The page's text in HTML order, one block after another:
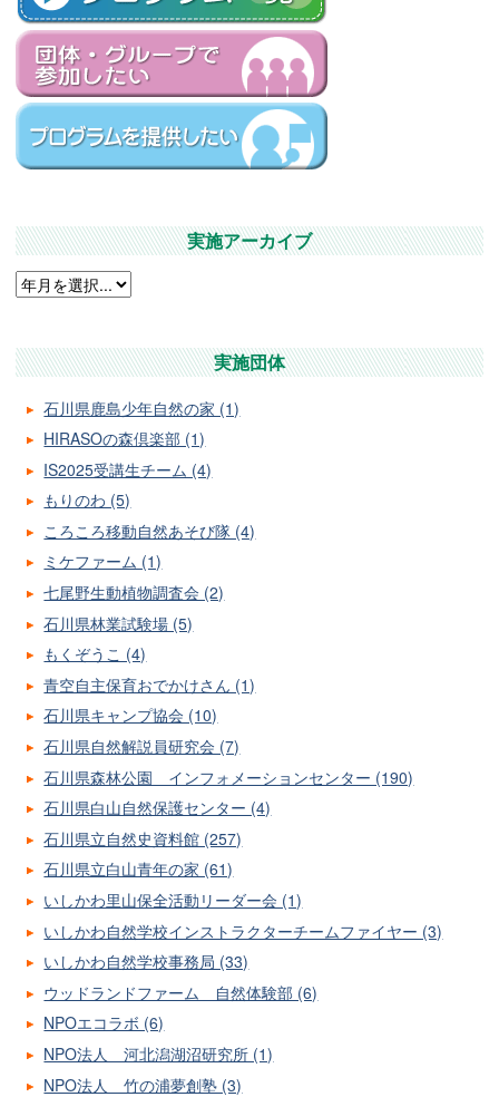
実施アーカイブ
実施団体
石川県鹿島少年自然の家 (1)
HIRASOの森倶楽部 (1)
IS2025受講生チーム (4)
もりのわ (5)
ころころ移動自然あそび隊 (4)
ミケファーム (1)
七尾野生動植物調査会 (2)
石川県林業試験場 (5)
もくぞうこ (4)
青空自主保育おでかけさん (1)
石川県キャンプ協会 (10)
石川県自然解説員研究会 (7)
石川県森林公園 インフォメーションセンター (190)
石川県白山自然保護センター (4)
石川県立自然史資料館 (257)
石川県立白山青年の家 (61)
いしかわ里山保全活動リーダー会 (1)
いしかわ自然学校インストラクターチームファイヤー (3)
いしかわ自然学校事務局 (33)
ウッドランドファーム 自然体験部 (6)
NPOエコラボ (6)
NPO法人 河北潟湖沼研究所 (1)
NPO法人 竹の浦夢創塾 (3)